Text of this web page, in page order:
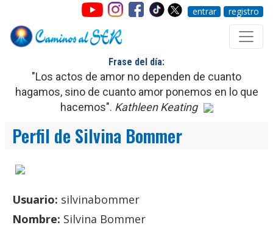
entrar registro
Frase del día:
"Los actos de amor no dependen de cuanto
hagamos, sino de cuanto amor ponemos en lo que
hacemos". Kathleen Keating
Perfil de Silvina Bommer
Usuario: silvinabommer
Nombre: Silvina Bommer